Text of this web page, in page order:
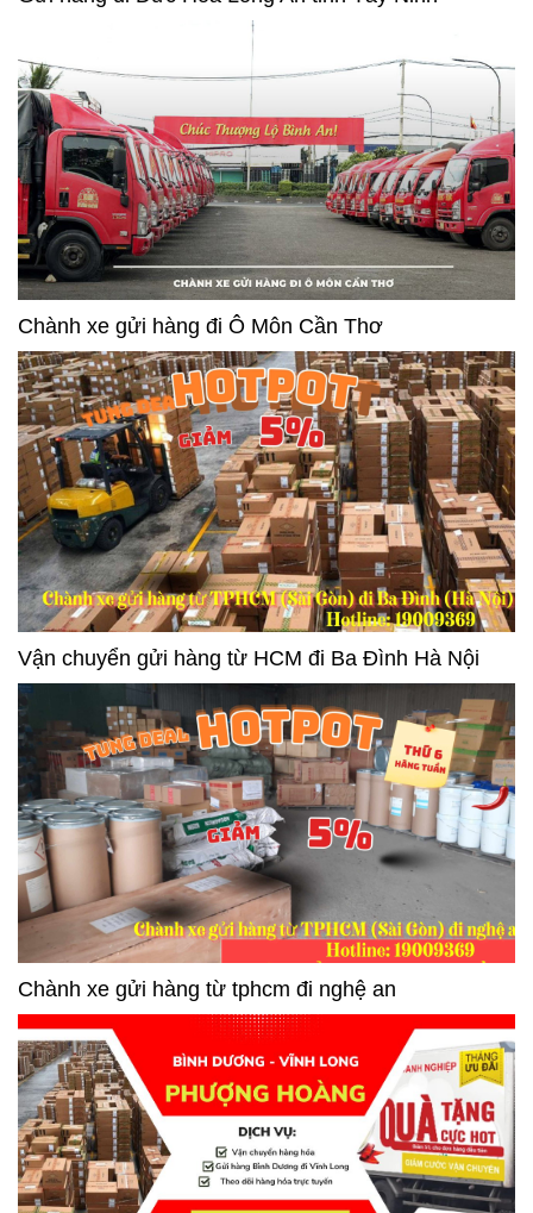
Chành xe gửi hàng đi Ô Môn Cần Thơ
Vận chuyển gửi hàng từ HCM đi Ba Đình Hà Nội
Chành xe gửi hàng từ tphcm đi nghệ an